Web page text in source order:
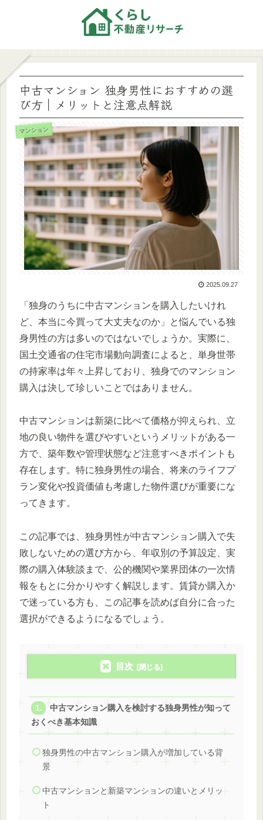
中古マンション 独身男性におすすめの選
び方｜メリットと注意点解説
マンション
2025.09.27
「独身のうちに中古マンションを購入したいけれ
ど、本当に今買って大丈夫なのか」と悩んでいる独
身男性の方は多いのではないでしょうか。実際に、
国土交通省の住宅市場動向調査によると、単身世帯
の持家率は年々上昇しており、独身でのマンション
購入は決して珍しいことではありません。
中古マンションは新築に比べて価格が抑えられ、立
地の良い物件を選びやすいというメリットがある一
方で、築年数や管理状態など注意すべきポイントも
存在します。特に独身男性の場合、将来のライフプ
ラン変化や投資価値も考慮した物件選びが重要にな
ってきます。
この記事では、独身男性が中古マンション購入で失
敗しないための選び方から、年収別の予算設定、実
際の購入体験談まで、公的機関や業界団体の一次情
報をもとに分かりやすく解説します。賃貸か購入か
で迷っている方も、この記事を読めば自分に合った
選択ができるようになるでしょう。
目次
中古マンション購入を検討する独身男性が知って
おくべき基本知識
独身男性の中古マンション購入が増加している背
景
中古マンションと新築マンションの違いとメリッ
ト